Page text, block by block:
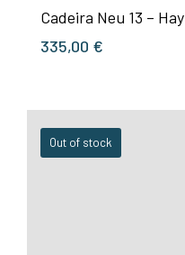
Cadeira Neu 13 – Hay
335,00 €
Out of stock